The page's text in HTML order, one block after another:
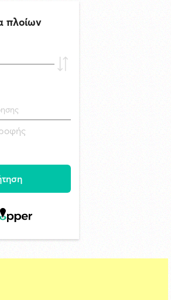
EXPLORA II στη Σύρο με
η αναβάθμιση του Αεροδρομίου